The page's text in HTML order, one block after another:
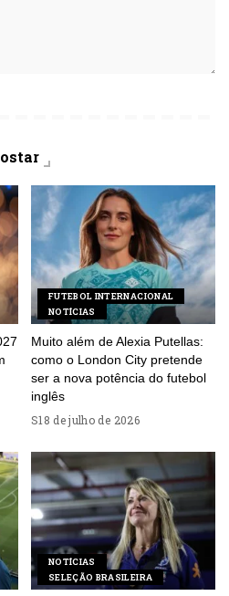
FUTEBOL INTERNACIONAL
NOTÍCIAS
Muito além de Alexia Putellas:
como o London City pretende
ser a nova potência do futebol
inglês
18 de julho de 2026
NOTÍCIAS
SELEÇÃO BRASILEIRA